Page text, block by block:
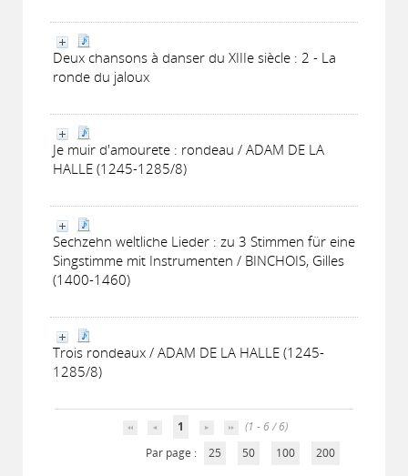
Deux chansons à danser du XIIIe siècle : 2 - La
ronde du jaloux
Je muir d'amourete : rondeau / ADAM DE LA
HALLE (1245-1285/8)
Sechzehn weltliche Lieder : zu 3 Stimmen für eine
Singstimme mit Instrumenten / BINCHOIS, Gilles
(1400-1460)
Trois rondeaux / ADAM DE LA HALLE (1245-
1285/8)
1
(1 - 6 / 6)
Par page :
25 50 100 200